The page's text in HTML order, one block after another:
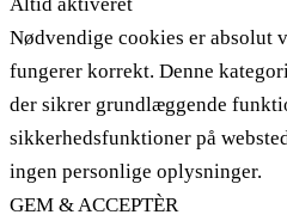
Altid aktiveret
Nødvendige cookies er absolut
fungerer korrekt. Denne
der sikrer grundlæggende
sikkerhedsfunktioner på
ingen personlige oplysninger.
GEM & ACCEPTÈR